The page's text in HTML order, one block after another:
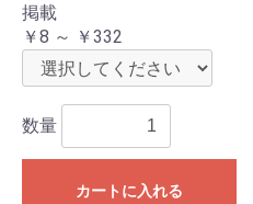
掲載
￥8 ～ ￥332
数量
カートに入れる